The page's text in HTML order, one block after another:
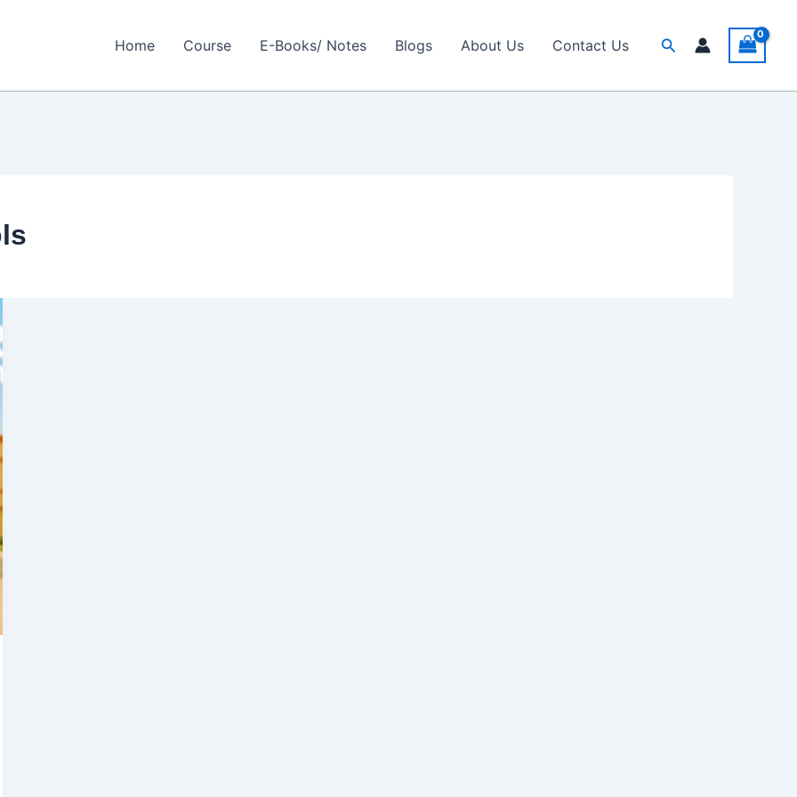
Home Course E-Books/ Notes Blogs About Us Contact Us Search